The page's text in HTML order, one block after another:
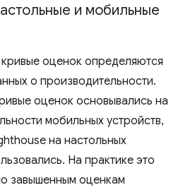
и мобильные
кривые оценок определяются
о производительности.
оценок основывались на
мобильных устройств,
на настольных
На практике это
завышенным оценкам